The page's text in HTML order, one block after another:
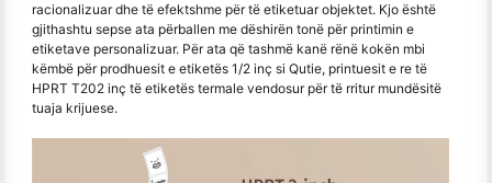
racionalizuar dhe të efektshme për të etiketuar objektet. Kjo është
gjithashtu sepse ata përballen me dëshirën tonë për printimin e
etiketave personalizuar. Për ata që tashmë kanë rënë kokën mbi
këmbë për prodhuesit e etiketës 1/2 inç si Qutie, printuesit e re të
HPRT T202 inç të etiketës termale vendosur për të rritur mundësitë
tuaja krijuese.